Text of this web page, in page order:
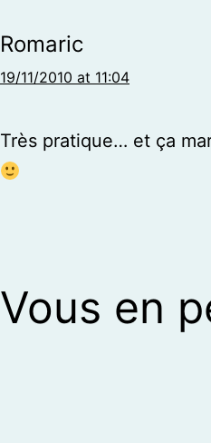
Romaric
19/11/2010 at 11:04
Très pratique… et ça
Vous en